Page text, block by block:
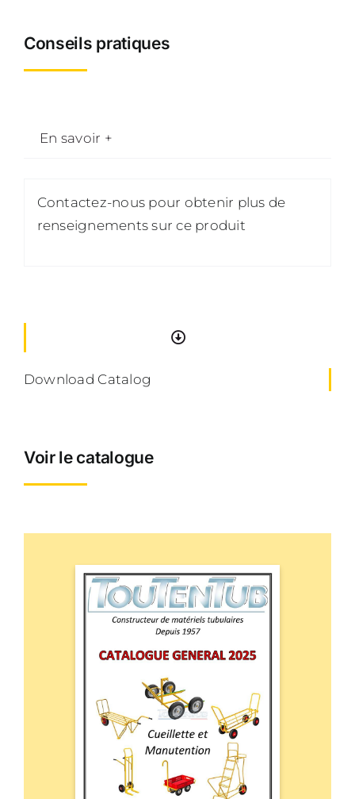
roues
(baladeuse)
Conseils pratiques
En savoir +
Contactez-nous pour obtenir plus de
renseignements sur ce produit
Download Catalog
Voir le catalogue